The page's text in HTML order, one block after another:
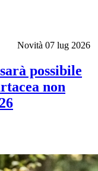
Novità 07 lug 2026
possibile
non